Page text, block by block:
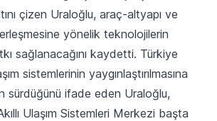
çizen Uraloğlu, araç-altyapı ve
yönelik teknolojilerin
sağlanacağını kaydetti. Türkiye
sistemlerinin yaygınlaştırılmasına
sürdüğünü ifade eden Uraloğlu,
Ulaşım Sistemleri Merkezi başta